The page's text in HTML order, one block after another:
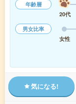
年齢層
20代
男女比率
女性
気になる!